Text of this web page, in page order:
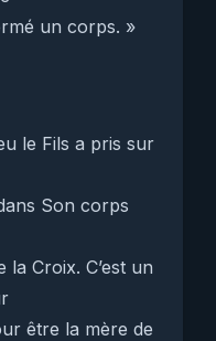
un corps. »
le Fils a pris sur
Son corps
Croix. C’est un
être la mère de